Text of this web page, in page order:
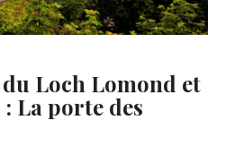
Loch Lomond et
La porte des